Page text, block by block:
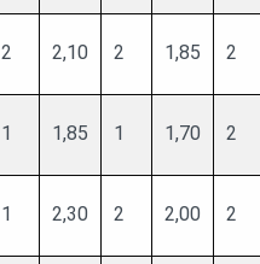
2 2,10 2 1,85 2
1 1,85 1 1,70 2
1 2,30 2 2,00 2